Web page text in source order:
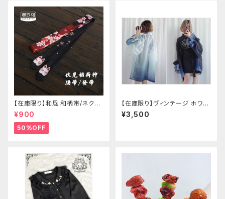
【在庫限り】和風 和柄帯/ネクタ
イ/リボン（狐面/金魚
¥900
50%OFF
【在庫限り】ヴィンテージ ホワイ
トタイガー チョンサム ショートス
リーブ
¥3,500